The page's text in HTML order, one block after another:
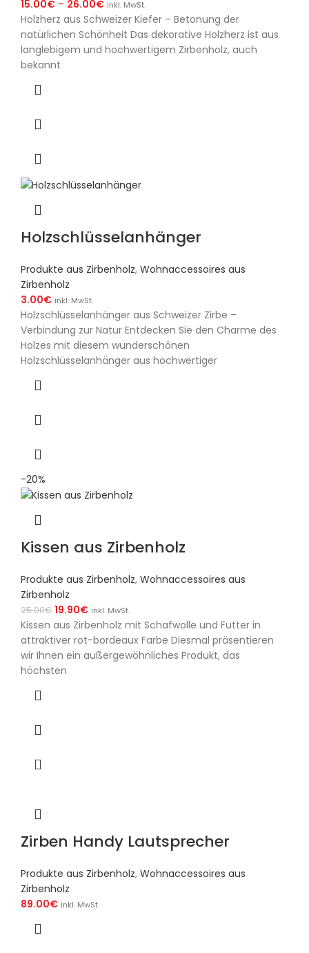
15.00€ – 26.00€ inkl. MwSt.
Holzherz aus Schweizer Kiefer – Betonung der
natürlichen Schönheit Das dekorative Holzherz ist aus
langlebigem und hochwertigem Zirbenholz, auch
bekannt
Holzschlüsselanhänger
Produkte aus Zirbenholz, Wohnaccessoires aus
Zirbenholz
3.00€ inkl. MwSt.
Holzschlüsselanhänger aus Schweizer Zirbe –
Verbindung zur Natur Entdecken Sie den Charme des
Holzes mit diesem wunderschönen
Holzschlüsselanhänger aus hochwertiger
-20%
Kissen aus Zirbenholz
Produkte aus Zirbenholz, Wohnaccessoires aus
Zirbenholz
25.00€ 19.90€ inkl. MwSt.
Kissen aus Zirbenholz mit Schafwolle und Futter in
attraktiver rot-bordeaux Farbe Diesmal präsentieren
wir Ihnen ein außergewöhnliches Produkt, das
höchsten
Zirben Handy Lautsprecher
Produkte aus Zirbenholz, Wohnaccessoires aus
Zirbenholz
89.00€ inkl. MwSt.